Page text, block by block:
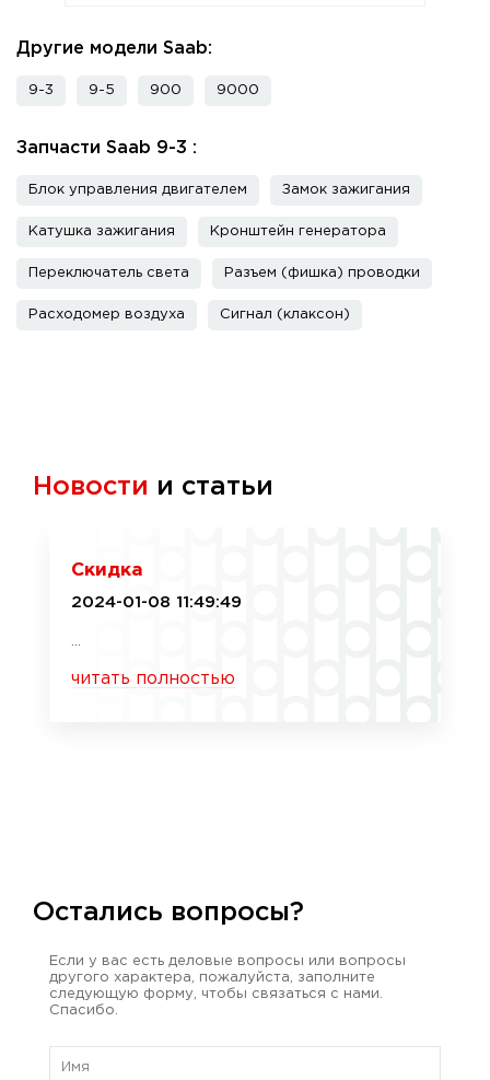
Другие модели Saab:
9-3 9-5 900 9000
Запчасти Saab 9-3 :
Блок управления двигателем Замок зажигания
Катушка зажигания Кронштейн генератора
Переключатель света Разъем (фишка) проводки
Расходомер воздуха Сигнал (клаксон)
Новости и статьи
Скидка
2024-01-08 11:49:49
читать полностью
Остались вопросы?
Если у вас есть деловые вопросы или вопросы
другого характера, пожалуйста, заполните
следующую форму, чтобы связаться с нами.
Спасибо.